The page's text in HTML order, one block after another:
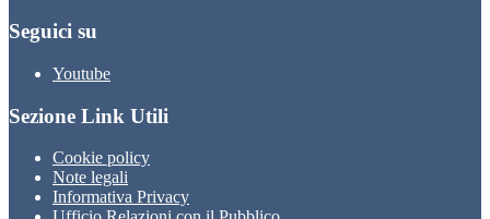
Seguici su
Youtube
Sezione Link Utili
Cookie policy
Note legali
Informativa Privacy